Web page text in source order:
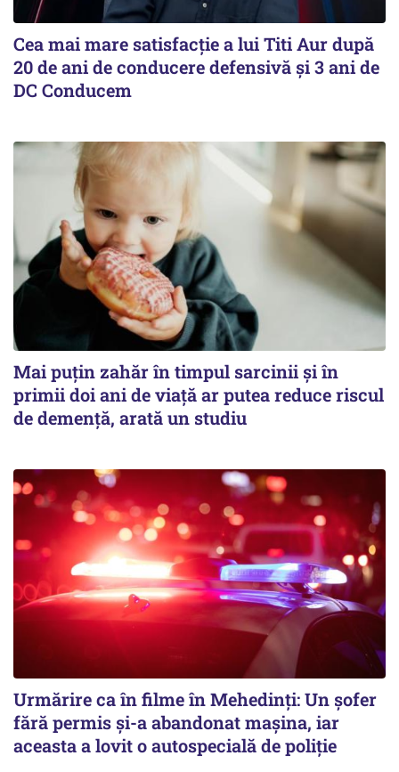
Cea mai mare satisfacţie a lui Titi Aur după
20 de ani de conducere defensivă şi 3 ani de
DC Conducem
Mai puțin zahăr în timpul sarcinii și în
primii doi ani de viață ar putea reduce riscul
de demență, arată un studiu
Urmărire ca în filme în Mehedinți: Un șofer
fără permis și-a abandonat mașina, iar
aceasta a lovit o autospecială de poliție